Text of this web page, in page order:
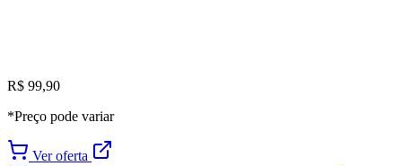
R$ 99,90
*Preço pode variar
Ver oferta